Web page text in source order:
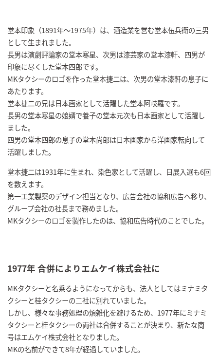
堂本印象（1891年～1975年）は、酒造業を営む堂本伍兵衛の三男
として生まれました。
長男は演劇評論家の堂本寒星、次男は漆芸家の堂本漆軒、四男が
印象に尽くした堂本四郎です。
MKタクシーのロゴを作った堂本捷二は、次男の堂本漆軒の息子に
あたります。
堂本捷二の兄は日本画家として活躍した堂本阿岐羅です。
長男の堂本寒星の娘婿で養子の堂本元次も日本画家として活躍し
ました。
四男の堂本四郎の息子の堂本尚郎は日本画家から洋画家転向して
活躍しました。
堂本捷二は1931年に生まれ、染色家として活躍し、日展入選も6回
を数えます。
第一工業製薬のデザイン担当となり、広告会社の協和広告へ移り、
グループ会社の社長まで務めました。
MKタクシーのロゴを製作したのは、協和広告時代のことでした。
1977年 合併によりエムケイ株式会社に
MKタクシーと名乗るようになってからも、法人としてはミナミタ
クシーと桂タクシーの二社に別れていました。
しかし、様々な事務処理の煩雑化を避けるため、1977年にミナミ
タクシーと桂タクシーの両社は合併することが決まり、新たな商
号はエムケイ株式会社となりました。
MKの名前ができて8年が経過していました。